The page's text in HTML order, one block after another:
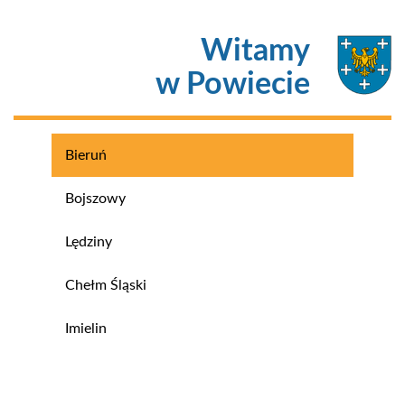
Witamy
w Powiecie
Bieruń
Bojszowy
Lędziny
Chełm Śląski
Imielin